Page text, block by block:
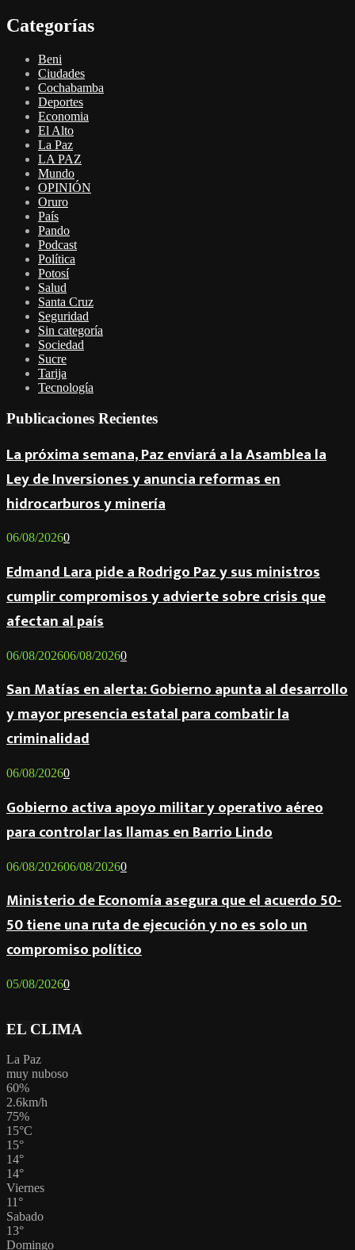
Categorías
Beni
Ciudades
Cochabamba
Deportes
Economia
El Alto
La Paz
LA PAZ
Mundo
OPINIÓN
Oruro
País
Pando
Podcast
Política
Potosí
Salud
Santa Cruz
Seguridad
Sin categoría
Sociedad
Sucre
Tarija
Tecnología
Publicaciones Recientes
La próxima semana, Paz enviará a la Asamblea la
Ley de Inversiones y anuncia reformas en
hidrocarburos y minería
06/08/20260
Edmand Lara pide a Rodrigo Paz y sus ministros
cumplir compromisos y advierte sobre crisis que
afectan al país
06/08/202606/08/20260
San Matías en alerta: Gobierno apunta al desarrollo
y mayor presencia estatal para combatir la
criminalidad
06/08/20260
Gobierno activa apoyo militar y operativo aéreo
para controlar las llamas en Barrio Lindo
06/08/202606/08/20260
Ministerio de Economía asegura que el acuerdo 50-
50 tiene una ruta de ejecución y no es solo un
compromiso político
05/08/20260
EL CLIMA
La Paz
muy nuboso
60%
2.6km/h
75%
15°C
15°
14°
14°
Viernes
11°
Sabado
13°
Domingo